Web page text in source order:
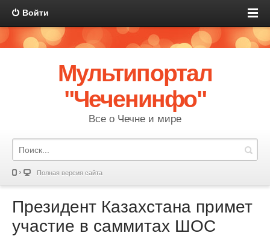
Войти
Мультипортал
"Чеченинфо"
Все о Чечне и мире
Полная версия сайта
Президент Казахстана примет
участие в саммитах ШОС